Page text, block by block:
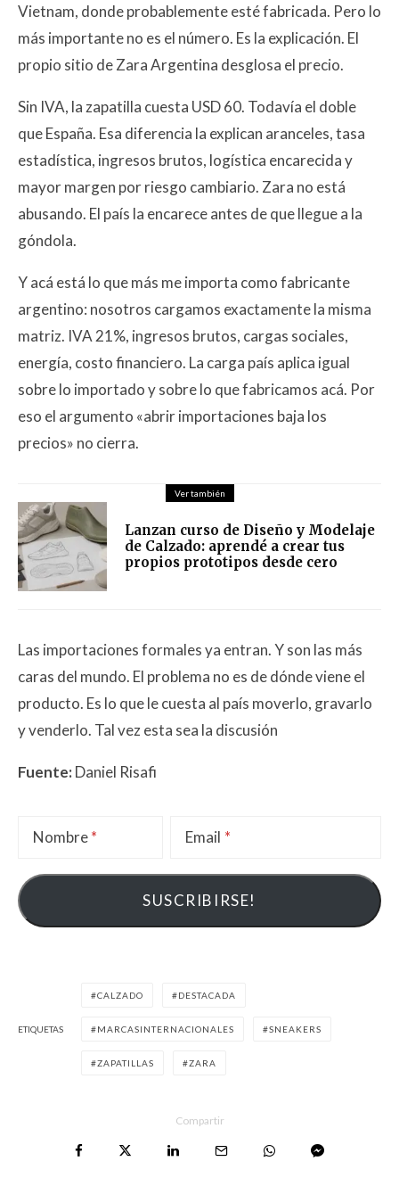
Vietnam, donde probablemente esté fabricada. Pero lo
más importante no es el número. Es la explicación. El
propio sitio de Zara Argentina desglosa el precio.
Sin IVA, la zapatilla cuesta USD 60. Todavía el doble
que España. Esa diferencia la explican aranceles, tasa
estadística, ingresos brutos, logística encarecida y
mayor margen por riesgo cambiario. Zara no está
abusando. El país la encarece antes de que llegue a la
góndola.
Y acá está lo que más me importa como fabricante
argentino: nosotros cargamos exactamente la misma
matriz. IVA 21%, ingresos brutos, cargas sociales,
energía, costo financiero. La carga país aplica igual
sobre lo importado y sobre lo que fabricamos acá. Por
eso el argumento «abrir importaciones baja los
precios» no cierra.
Ver también
Lanzan curso de Diseño y Modelaje
de Calzado: aprendé a crear tus
propios prototipos desde cero
Las importaciones formales ya entran. Y son las más
caras del mundo. El problema no es de dónde viene el
producto. Es lo que le cuesta al país moverlo, gravarlo
y venderlo. Tal vez esta sea la discusión
Fuente:Daniel Risafi
Nombre Email
ETIQUETAS
CALZADO DESTACADA
MARCASINTERNACIONALES SNEAKERS
ZAPATILLAS ZARA
Compartir